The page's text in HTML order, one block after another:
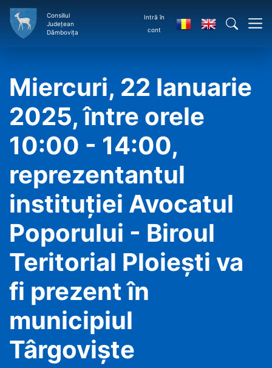
Consiliul
Județean
Dâmbovița
Intră în
cont
Miercuri, 22 Ianuarie
2025, între orele
10:00 - 14:00,
reprezentantul
instituţiei Avocatul
Poporului - Biroul
Teritorial Ploieşti va
fi prezent în
municipiul
Târgovişte